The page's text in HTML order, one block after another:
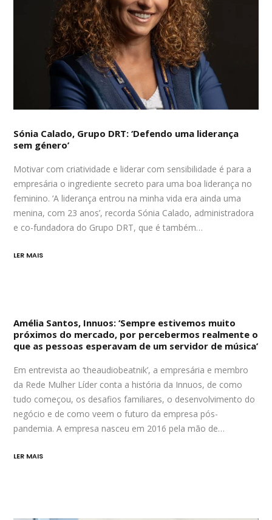
Sónia Calado, Grupo DRT: ‘Defendo uma liderança
sem género’
Motivar com criatividade e liderar com sensibilidade é para a
empresária o ingrediente secreto para uma boa liderança no
feminino. ‘A liderança entrou na minha vida era ainda uma
menina, com 23 anos’, recorda Sónia Calado, administradora
e co-fundadora do Grupo DRT, que é também…
LER MAIS
Amélia Santos, Innuos: ‘Sempre estivemos muito
próximos do mercado, por percebermos realmente o
que as pessoas esperavam de um servidor de música’
Em entrevista ao ‘theaudiobeatnik’, a empresária e membro
da Rede Mulher Líder conta a história da Innuos, de como
tudo começou, os desafios familiares, o desenvolvimento do
negócio e de como veem o futuro da empresa pós-
pandemia. A empresa nasceu em 2016 pela mão de…
LER MAIS